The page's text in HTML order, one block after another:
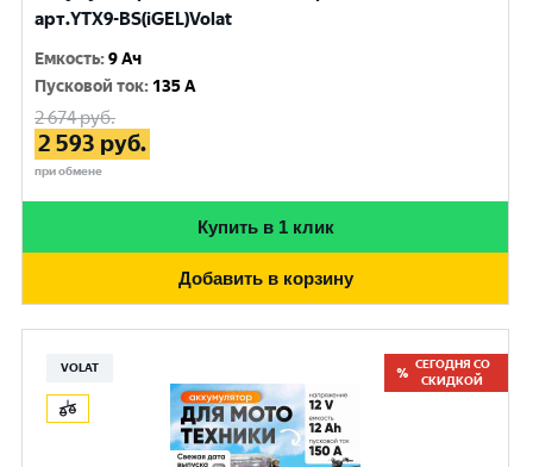
арт.YTX9-BS(iGEL)Volat
Емкость:9 Ач
Пусковой ток: 135 A
2 674руб.
2 593 руб.
при обмене
Купить в 1 клик
Добавить в корзину
VOLAT
СЕГОДНЯ СО
СКИДКОЙ